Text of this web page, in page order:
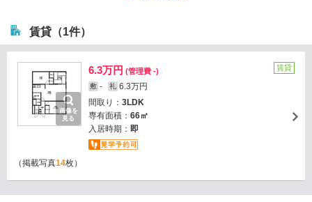
賃貸（1件）
画像を
見る
6.3万円 (管理費 -)
敷 - 礼 6.3万円
間取り： 3LDK
専有面積： 66㎡
入居時期： 即
賃貸
（掲載写真14枚）